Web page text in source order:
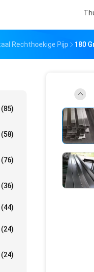
Rechthoekige Pijp 180
(85)
(58)
(76)
(36)
(44)
(24)
(24)